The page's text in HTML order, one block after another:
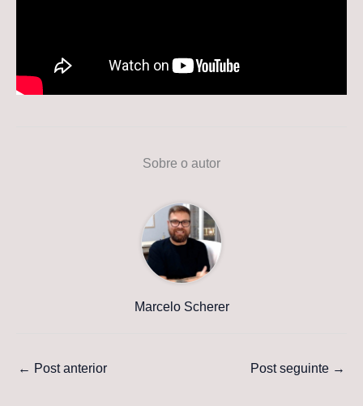
Sobre o autor
Marcelo Scherer
← Post anterior Post seguinte →